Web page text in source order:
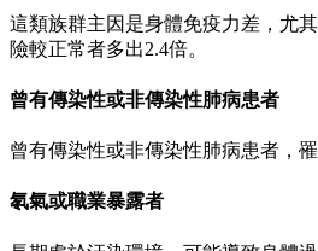
這類族群主因是身體免疫力差，尤
險較正常者多出2.4倍。
曾有傳染性或非傳染性肺病患者
曾有傳染性或非傳染性肺病患者，
氡氣或職業暴露者